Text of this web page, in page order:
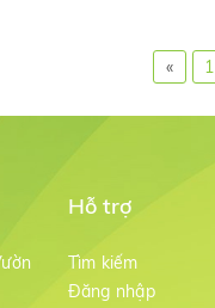
« 1
Hỗ trợ
Tìm kiếm
Đăng nhập